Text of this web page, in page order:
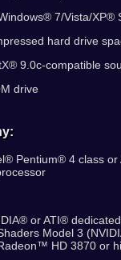
7/Vista/XP®
hard drive
9.0c-compatible
drive
Pentium® 4 class
or ATI®
Model 3
HD 3870 or